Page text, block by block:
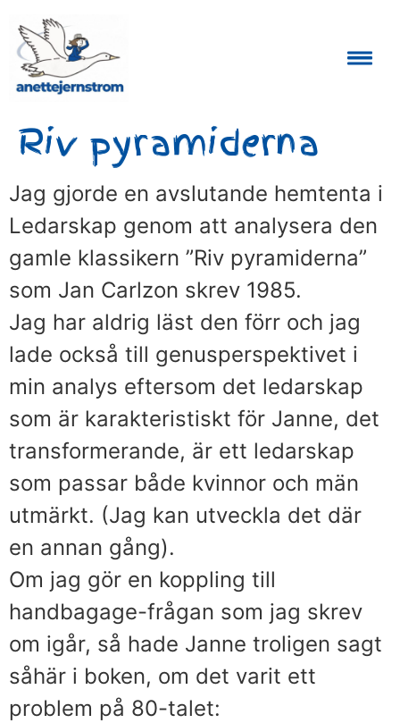
Riv pyramiderna
Jag gjorde en avslutande hemtenta i
Ledarskap genom att analysera den
gamle klassikern ”Riv pyramiderna”
som Jan Carlzon skrev 1985.
Jag har aldrig läst den förr och jag
lade också till genusperspektivet i
min analys eftersom det ledarskap
som är karakteristiskt för Janne, det
transformerande, är ett ledarskap
som passar både kvinnor och män
utmärkt. (Jag kan utveckla det där
en annan gång).
Om jag gör en koppling till
handbagage-frågan som jag skrev
om igår, så hade Janne troligen sagt
såhär i boken, om det varit ett
problem på 80-talet: